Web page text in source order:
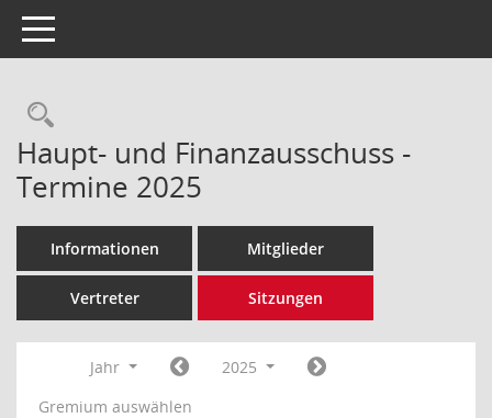
Toggle navigation
Rechercheauswahl
Haupt- und Finanzausschuss -
Termine 2025
Informationen Mitglieder
Vertreter Sitzungen
Jahr
2025
Gremium auswählen